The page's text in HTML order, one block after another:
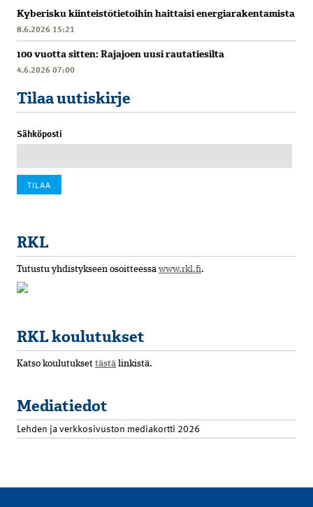
Kyberisku kiinteistötietoihin haittaisi energiarakentamista
8.6.2026 15:21
100 vuotta sitten: Rajajoen uusi rautatiesilta
4.6.2026 07:00
Tilaa uutiskirje
Sähköposti
RKL
Tutustu yhdistykseen osoitteessa www.rkl.fi.
RKL koulutukset
Katso koulutukset tästä linkistä.
Mediatiedot
Lehden ja verkkosivuston mediakortti 2026